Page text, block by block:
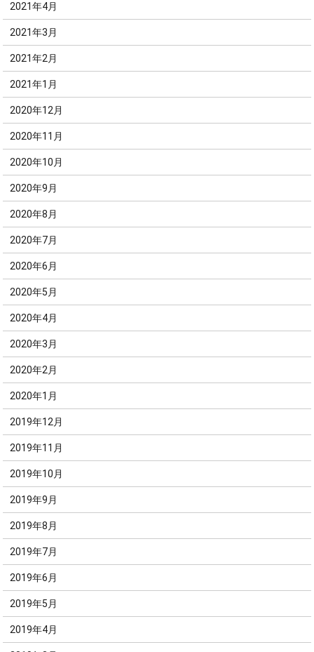
2021年4月
2021年3月
2021年2月
2021年1月
2020年12月
2020年11月
2020年10月
2020年9月
2020年8月
2020年7月
2020年6月
2020年5月
2020年4月
2020年3月
2020年2月
2020年1月
2019年12月
2019年11月
2019年10月
2019年9月
2019年8月
2019年7月
2019年6月
2019年5月
2019年4月